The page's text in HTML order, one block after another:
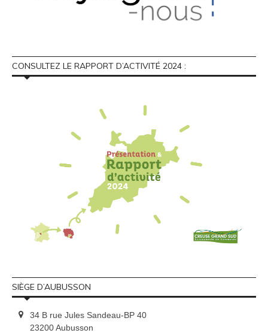
CONSULTEZ LE RAPPORT D’ACTIVITÉ 2024 :
SIÈGE D’AUBUSSON
34 B rue Jules Sandeau-BP 40
23200 Aubusson